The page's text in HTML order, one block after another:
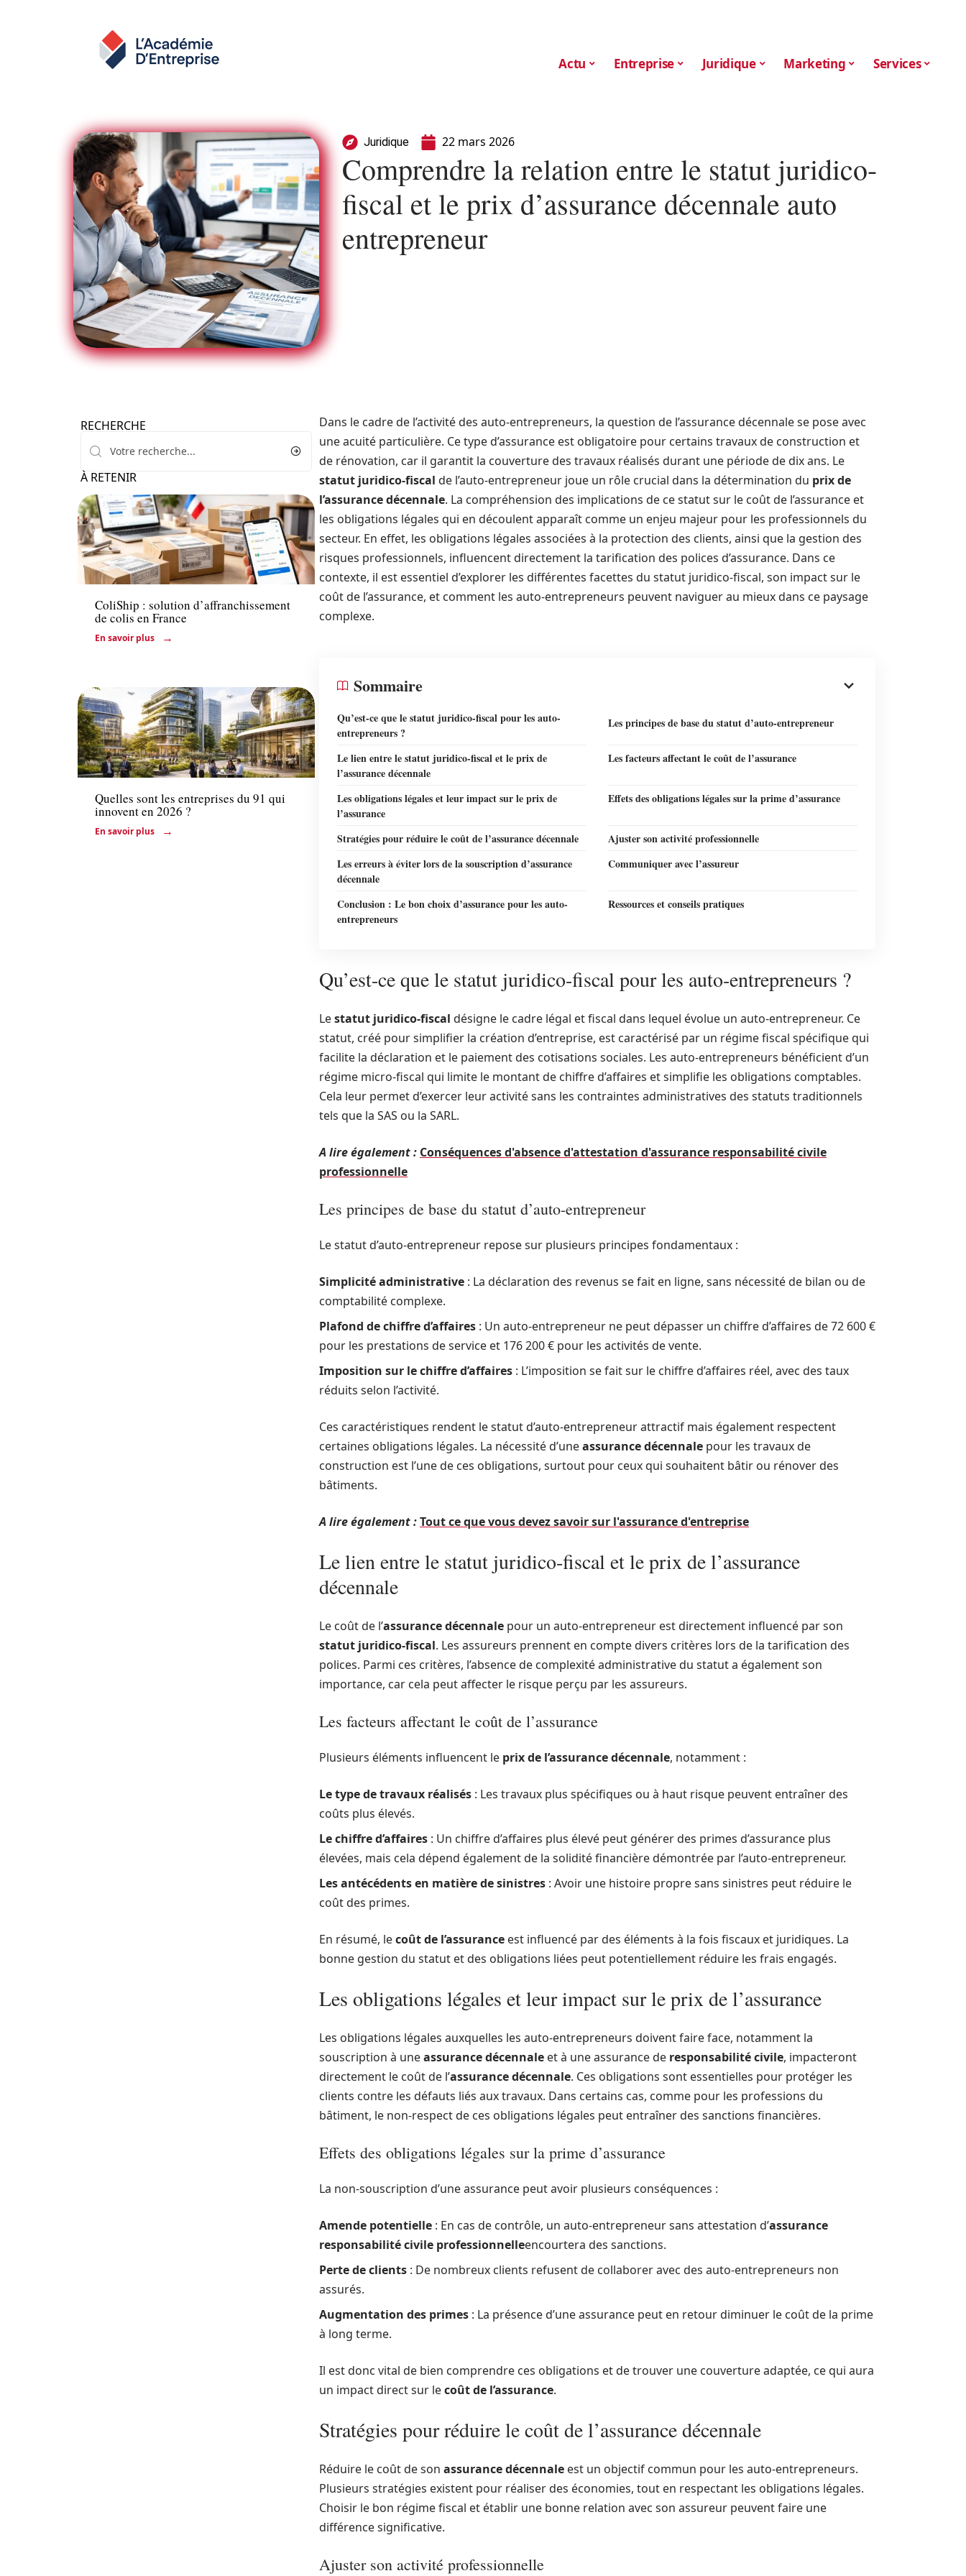
Actu Entreprise Juridique Marketing Services
Juridique 22 mars 2026
Comprendre la relation entre le statut juridico-
fiscal et le prix d’assurance décennale auto
entrepreneur
RECHERCHE
À RETENIR
Actu
ColiShip : solution d’affranchissement
de colis en France
En savoir plus
Actu
Quelles sont les entreprises du 91 qui
innovent en 2026 ?
En savoir plus
Dans le cadre de l’activité des auto-entrepreneurs, la question de l’assurance décennale se pose avec
une acuité particulière. Ce type d’assurance est obligatoire pour certains travaux de construction et
de rénovation, car il garantit la couverture des travaux réalisés durant une période de dix ans. Le
statut juridico-fiscal de l’auto-entrepreneur joue un rôle crucial dans la détermination du prix de
l’assurance décennale. La compréhension des implications de ce statut sur le coût de l’assurance et
les obligations légales qui en découlent apparaît comme un enjeu majeur pour les professionnels du
secteur. En effet, les obligations légales associées à la protection des clients, ainsi que la gestion des
risques professionnels, influencent directement la tarification des polices d’assurance. Dans ce
contexte, il est essentiel d’explorer les différentes facettes du statut juridico-fiscal, son impact sur le
coût de l’assurance, et comment les auto-entrepreneurs peuvent naviguer au mieux dans ce paysage
complexe.
Sommaire
Qu’est-ce que le statut juridico-fiscal pour les auto-
entrepreneurs ?
Les principes de base du statut d’auto-entrepreneur
Le lien entre le statut juridico-fiscal et le prix de
l’assurance décennale
Les facteurs affectant le coût de l’assurance
Les obligations légales et leur impact sur le prix de
l’assurance
Effets des obligations légales sur la prime d’assurance
Stratégies pour réduire le coût de l’assurance décennale
Ajuster son activité professionnelle
Les erreurs à éviter lors de la souscription d’assurance
décennale
Communiquer avec l’assureur
Conclusion : Le bon choix d’assurance pour les auto-
entrepreneurs
Ressources et conseils pratiques
Qu’est-ce que le statut juridico-fiscal pour les auto-entrepreneurs ?
Lestatut juridico-fiscal désigne le cadre légal et fiscal dans lequel évolue un auto-entrepreneur. Ce
statut, créé pour simplifier la création d’entreprise, est caractérisé par un régime fiscal spécifique qui
facilite la déclaration et le paiement des cotisations sociales. Les auto-entrepreneurs bénéficient d’un
régime micro-fiscal qui limite le montant de chiffre d’affaires et simplifie les obligations comptables.
Cela leur permet d’exercer leur activité sans les contraintes administratives des statuts traditionnels
tels que la SAS ou la SARL.
A lire également : Conséquences d'absence d'attestation d'assurance responsabilité civile
professionnelle
Les principes de base du statut d’auto-entrepreneur
Le statut d’auto-entrepreneur repose sur plusieurs principes fondamentaux :
Simplicité administrative : La déclaration des revenus se fait en ligne, sans nécessité de bilan ou de
comptabilité complexe.
Plafond de chiffre d’affaires : Un auto-entrepreneur ne peut dépasser un chiffre d’affaires de 72 600 €
pour les prestations de service et 176 200 € pour les activités de vente.
Imposition sur le chiffre d’affaires : L’imposition se fait sur le chiffre d’affaires réel, avec des taux
réduits selon l’activité.
Ces caractéristiques rendent le statut d’auto-entrepreneur attractif mais également respectent
certaines obligations légales. La nécessité d’uneassurance décennale pour les travaux de
construction est l’une de ces obligations, surtout pour ceux qui souhaitent bâtir ou rénover des
bâtiments.
A lire également :Tout ce que vous devez savoir sur l'assurance d'entreprise
Le lien entre le statut juridico-fiscal et le prix de l’assurance
décennale
Le coût de l’assurance décennale pour un auto-entrepreneur est directement influencé par son
statut juridico-fiscal. Les assureurs prennent en compte divers critères lors de la tarification des
polices. Parmi ces critères, l’absence de complexité administrative du statut a également son
importance, car cela peut affecter le risque perçu par les assureurs.
Les facteurs affectant le coût de l’assurance
Plusieurs éléments influencent le prix de l’assurance décennale, notamment :
Le type de travaux réalisés : Les travaux plus spécifiques ou à haut risque peuvent entraîner des
coûts plus élevés.
Le chiffre d’affaires : Un chiffre d’affaires plus élevé peut générer des primes d’assurance plus
élevées, mais cela dépend également de la solidité financière démontrée par l’auto-entrepreneur.
Les antécédents en matière de sinistres : Avoir une histoire propre sans sinistres peut réduire le
coût des primes.
En résumé, lecoût de l’assurance est influencé par des éléments à la fois fiscaux et juridiques. La
bonne gestion du statut et des obligations liées peut potentiellement réduire les frais engagés.
Les obligations légales et leur impact sur le prix de l’assurance
Les obligations légales auxquelles les auto-entrepreneurs doivent faire face, notamment la
souscription à uneassurance décennale et à une assurance de responsabilité civile, impacteront
directement le coût de l’assurance décennale. Ces obligations sont essentielles pour protéger les
clients contre les défauts liés aux travaux. Dans certains cas, comme pour les professions du
bâtiment, le non-respect de ces obligations légales peut entraîner des sanctions financières.
Effets des obligations légales sur la prime d’assurance
La non-souscription d’une assurance peut avoir plusieurs conséquences :
Amende potentielle : En cas de contrôle, un auto-entrepreneur sans attestation d’assurance
responsabilité civile professionnelleencourtera des sanctions.
Perte de clients : De nombreux clients refusent de collaborer avec des auto-entrepreneurs non
assurés.
Augmentation des primes : La présence d’une assurance peut en retour diminuer le coût de la prime
à long terme.
Il est donc vital de bien comprendre ces obligations et de trouver une couverture adaptée, ce qui aura
un impact direct sur lecoût de l’assurance.
Stratégies pour réduire le coût de l’assurance décennale
Réduire le coût de son assurance décennale est un objectif commun pour les auto-entrepreneurs.
Plusieurs stratégies existent pour réaliser des économies, tout en respectant les obligations légales.
Choisir le bon régime fiscal et établir une bonne relation avec son assureur peuvent faire une
différence significative.
Ajuster son activité professionnelle